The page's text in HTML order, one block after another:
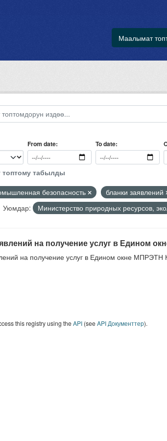
Маалымат
From date To date
топтому табылды
безопасность бланки заявлений
Уюмдар: Министерство природных ресурсов,
на получение услуг в Едином
на получение услуг в Едином окне МПРЭТН
this registry using theAPI(seeAPI Документтер).